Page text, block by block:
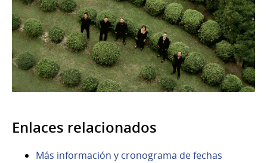
Enlaces relacionados
Más información y cronograma de fechas